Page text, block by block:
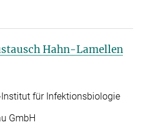
Hahn-Lamellen
für Infektionsbiologie
GmbH